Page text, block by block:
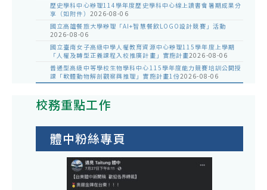
歷史學科中心辦理114學年度歷史學科中心線上讀書會暑期成果分
享（如附件） 2026-08-06
國立高雄餐旅大學辦理「AI+智慧餐飲LOGO設計競賽」活動
2026-08-06
國立臺南女子高級中學人權教育資源中心辦理115學年度上學期
「人權及轉型正義課程入校推廣計畫」實施計畫2026-08-06
普通型高級中等學校生物學科中心115學年度能力競賽培訓公開授
課「軟體動物解剖觀察與推理」實施計畫1份2026-08-06
校務重點工作
體中粉絲專頁